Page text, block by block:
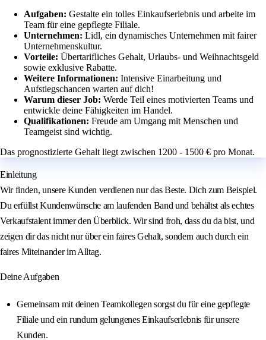
Aufgaben: Gestalte ein tolles Einkaufserlebnis und arbeite im
Team für eine gepflegte Filiale.
Unternehmen: Lidl, ein dynamisches Unternehmen mit fairer
Unternehmenskultur.
Vorteile: Übertarifliches Gehalt, Urlaubs- und Weihnachtsgeld
sowie exklusive Rabatte.
Weitere Informationen: Intensive Einarbeitung und
Aufstiegschancen warten auf dich!
Warum dieser Job: Werde Teil eines motivierten Teams und
entwickle deine Fähigkeiten im Handel.
Qualifikationen: Freude am Umgang mit Menschen und
Teamgeist sind wichtig.
Das prognostizierte Gehalt liegt zwischen 1200 - 1500 € pro Monat.
Einleitung
Wir finden, unsere Kunden verdienen nur das Beste. Dich zum Beispiel.
Du erfüllst Kundenwünsche am laufenden Band und behältst als echtes
Verkaufstalent immer den Überblick. Wir sind froh, dass du da bist, und
zeigen dir das nicht nur über ein faires Gehalt, sondern auch durch ein
faires Miteinander im Alltag.
Deine Aufgaben
Gemeinsam mit deinen Teamkollegen sorgst du für eine gepflegte
Filiale und ein rundum gelungenes Einkaufserlebnis für unsere
Kunden.